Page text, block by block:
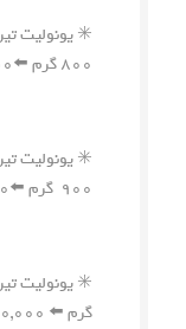
۸۰۰ گرم ⬅️۹۰۰,۰۰۰ ریال
۹۰۰ گرم ⬅️۹۳۰,۰۰۰ ریال
گرم ⬅️ ۱,۰۹۰,۰۰۰ ریال